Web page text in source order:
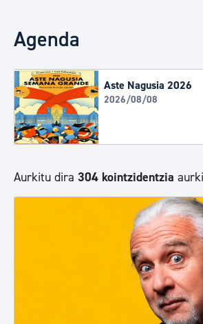
Agenda
Aste Nagusia 2026
2026/08/08
Aurkitu dira 304 kointzidentzia